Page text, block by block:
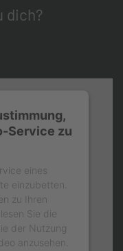
dich?
Service zu
eines
einzubetten.
zu Ihren
Sie die
der Nutzung
anzusehen.